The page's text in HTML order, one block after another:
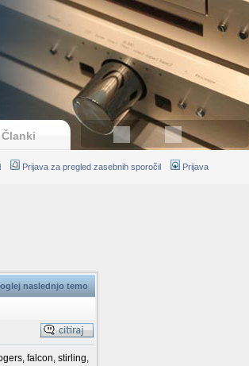
Članki
Prijava za pregled zasebnih sporočil Prijava
naslednjo temo
falcon, stirling,